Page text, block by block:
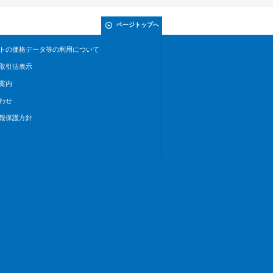
ページトップへ
の価格データ等の利用について
引法表示
内
せ
保護方針